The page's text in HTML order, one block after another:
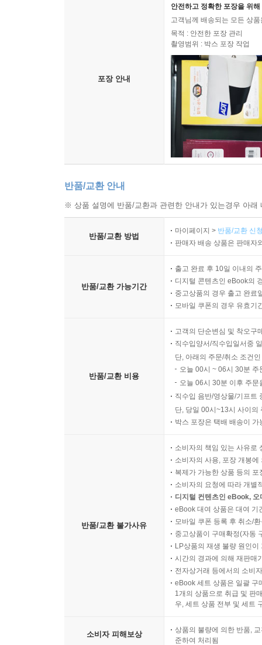
포장 안내
안전하고 정확한 포장을 위
고객님께 배송되는 모든 상
목적 : 안전한 포장 관리
촬영범위 : 박스 포장 작업
반품/교환 안내
※ 상품 설명에 반품/교환과 관련한 안내가 있는경우 아
반품/교환 방법
마이페이지 > 반품/교환 신
판매자 배송 상품은 판매자
반품/교환 가능기간
출고 완료 후 10일 이내의
디지털 콘텐츠인 eBook의
중고상품의 경우 출고 완료
모바일 쿠폰의 경우 유효기
반품/교환 비용
고객의 단순변심 및 착오구
직수입양서/직수입일서중
단, 아래의 주문/취소 조건
오늘 00시 ~ 06시 30분
오늘 06시 30분 이후 주
직수입 음반/영상물/기프트
단, 당일 00시~13시 사이의
박스 포장은 택배 배송이
반품/교환 불가사유
소비자의 책임 있는 사유로
소비자의 사용, 포장 개봉
복제가 가능한 상품 등의
소비자의 요청에 따라 개별
디지털 컨텐츠인 eBook,
eBook 대여 상품은 대여 기
모바일 쿠폰 등록 후 취소/
중고상품이 구매확정(자동
LP상품의 재생 불량 원인
시간의 경과에 의해 재판매
전자상거래 등에서의 소비
eBook 세트 상품은 일괄 구
1개의 상품으로 취급 및 판
우, 세트 상품 전부 및 세트
소비자 피해보상
상품의 불량에 의한 반품,
준하여 처리됨